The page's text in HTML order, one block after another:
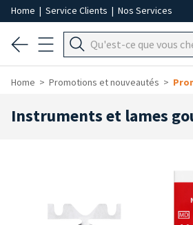
Home | Service Clients | Nos Services
Home Promotions et nouveautés
Instruments et lames